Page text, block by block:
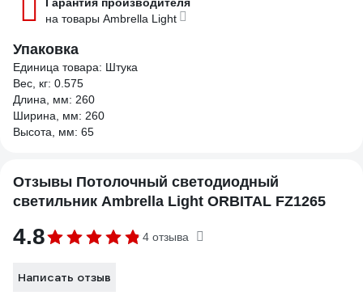
на товары Ambrella Light
Упаковка
Единица товара: Штука
Вес, кг: 0.575
Длина, мм: 260
Ширина, мм: 260
Высота, мм: 65
Отзывы Потолочный светодиодный
светильник Ambrella Light ORBITAL FZ1265
4.8 4 отзыва
Написать отзыв